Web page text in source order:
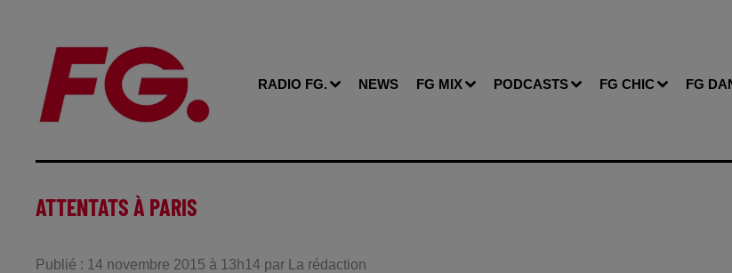
RADIO FG. NEWS FG MIX PODCASTS FG CHIC FG
ATTENTATS À PARIS
Publié : 14 novembre 2015 à 13h14 par La rédaction